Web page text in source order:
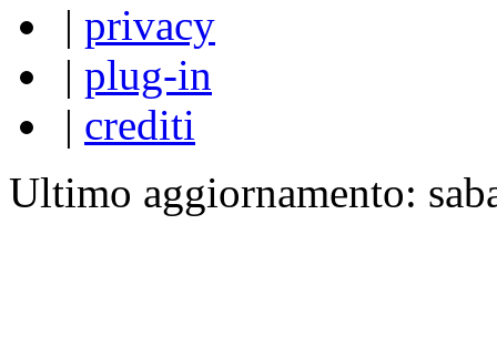
| privacy
| plug-in
| crediti
Ultimo aggiornamento: